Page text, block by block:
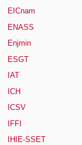
EICnam
ENASS
Enjmin
ESGT
IAT
ICH
ICSV
IFFI
IHIE-SSET